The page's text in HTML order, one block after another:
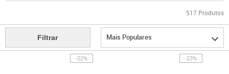
plataforma na parte da frente do sapato, deixando o
517 Produtos
Filtrar Mais Populares
-22% -23%